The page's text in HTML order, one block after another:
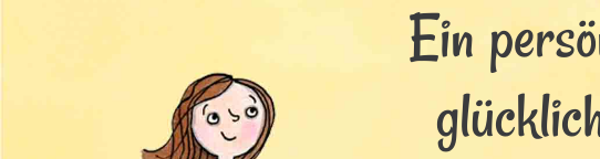
Ein